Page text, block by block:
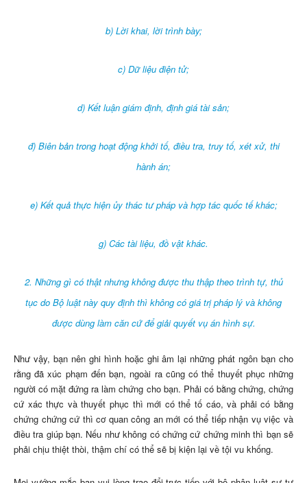
b) Lời khai, lời trình bày;
c) Dữ liệu điện tử;
d) Kết luận giám định, định giá tài sản;
đ) Biên bản trong hoạt động khởi tố, điều tra, truy tố, xét xử, thi
hành án;
e) Kết quả thực hiện ủy thác tư pháp và hợp tác quốc tế khác;
g) Các tài liệu, đồ vật khác.
2. Những gì có thật nhưng không được thu thập theo trình tự, thủ
tục do Bộ luật này quy định thì không có giá trị pháp lý và không
được dùng làm căn cứ để giải quyết vụ án hình sự.
Như vậy, bạn nên ghi hình hoặc ghi âm lại những phát ngôn bạn cho
rằng đã xúc phạm đến bạn, ngoài ra cũng có thể thuyết phục những
người có mặt đứng ra làm chứng cho bạn. Phải có bằng chứng, chứng
cứ xác thực và thuyết phục thì mới có thể tố cáo, và phải có bằng
chứng chứng cứ thì cơ quan công an mới có thể tiếp nhận vụ việc và
điều tra giúp bạn. Nếu như không có chứng cứ chứng minh thì bạn sẽ
phải chịu thiệt thòi, thậm chí có thể sẽ bị kiện lại về tội vu khống.